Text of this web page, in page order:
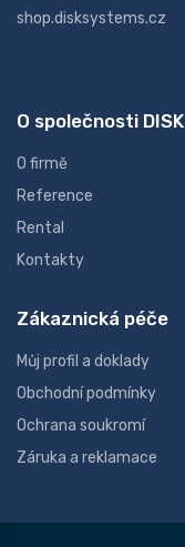
shop.disksystems.cz
O společnosti DISK
O firmě
Reference
Rental
Kontakty
Zákaznická péče
Můj profil a doklady
Obchodní podmínky
Ochrana soukromí
Záruka a reklamace